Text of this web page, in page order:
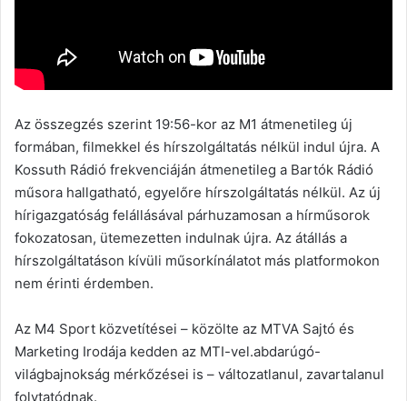
Az összegzés szerint 19:56-kor az M1 átmenetileg új
formában, filmekkel és hírszolgáltatás nélkül indul újra. A
Kossuth Rádió frekvenciáján átmenetileg a Bartók Rádió
műsora hallgatható, egyelőre hírszolgáltatás nélkül. Az új
hírigazgatóság felállásával párhuzamosan a hírműsorok
fokozatosan, ütemezetten indulnak újra. Az átállás a
hírszolgáltatáson kívüli műsorkínálatot más platformokon
nem érinti érdemben.
Az M4 Sport közvetítései – közölte az MTVA Sajtó és
Marketing Irodája kedden az MTI-vel.abdarúgó-
világbajnokság mérkőzései is – változatlanul, zavartalanul
folytatódnak.